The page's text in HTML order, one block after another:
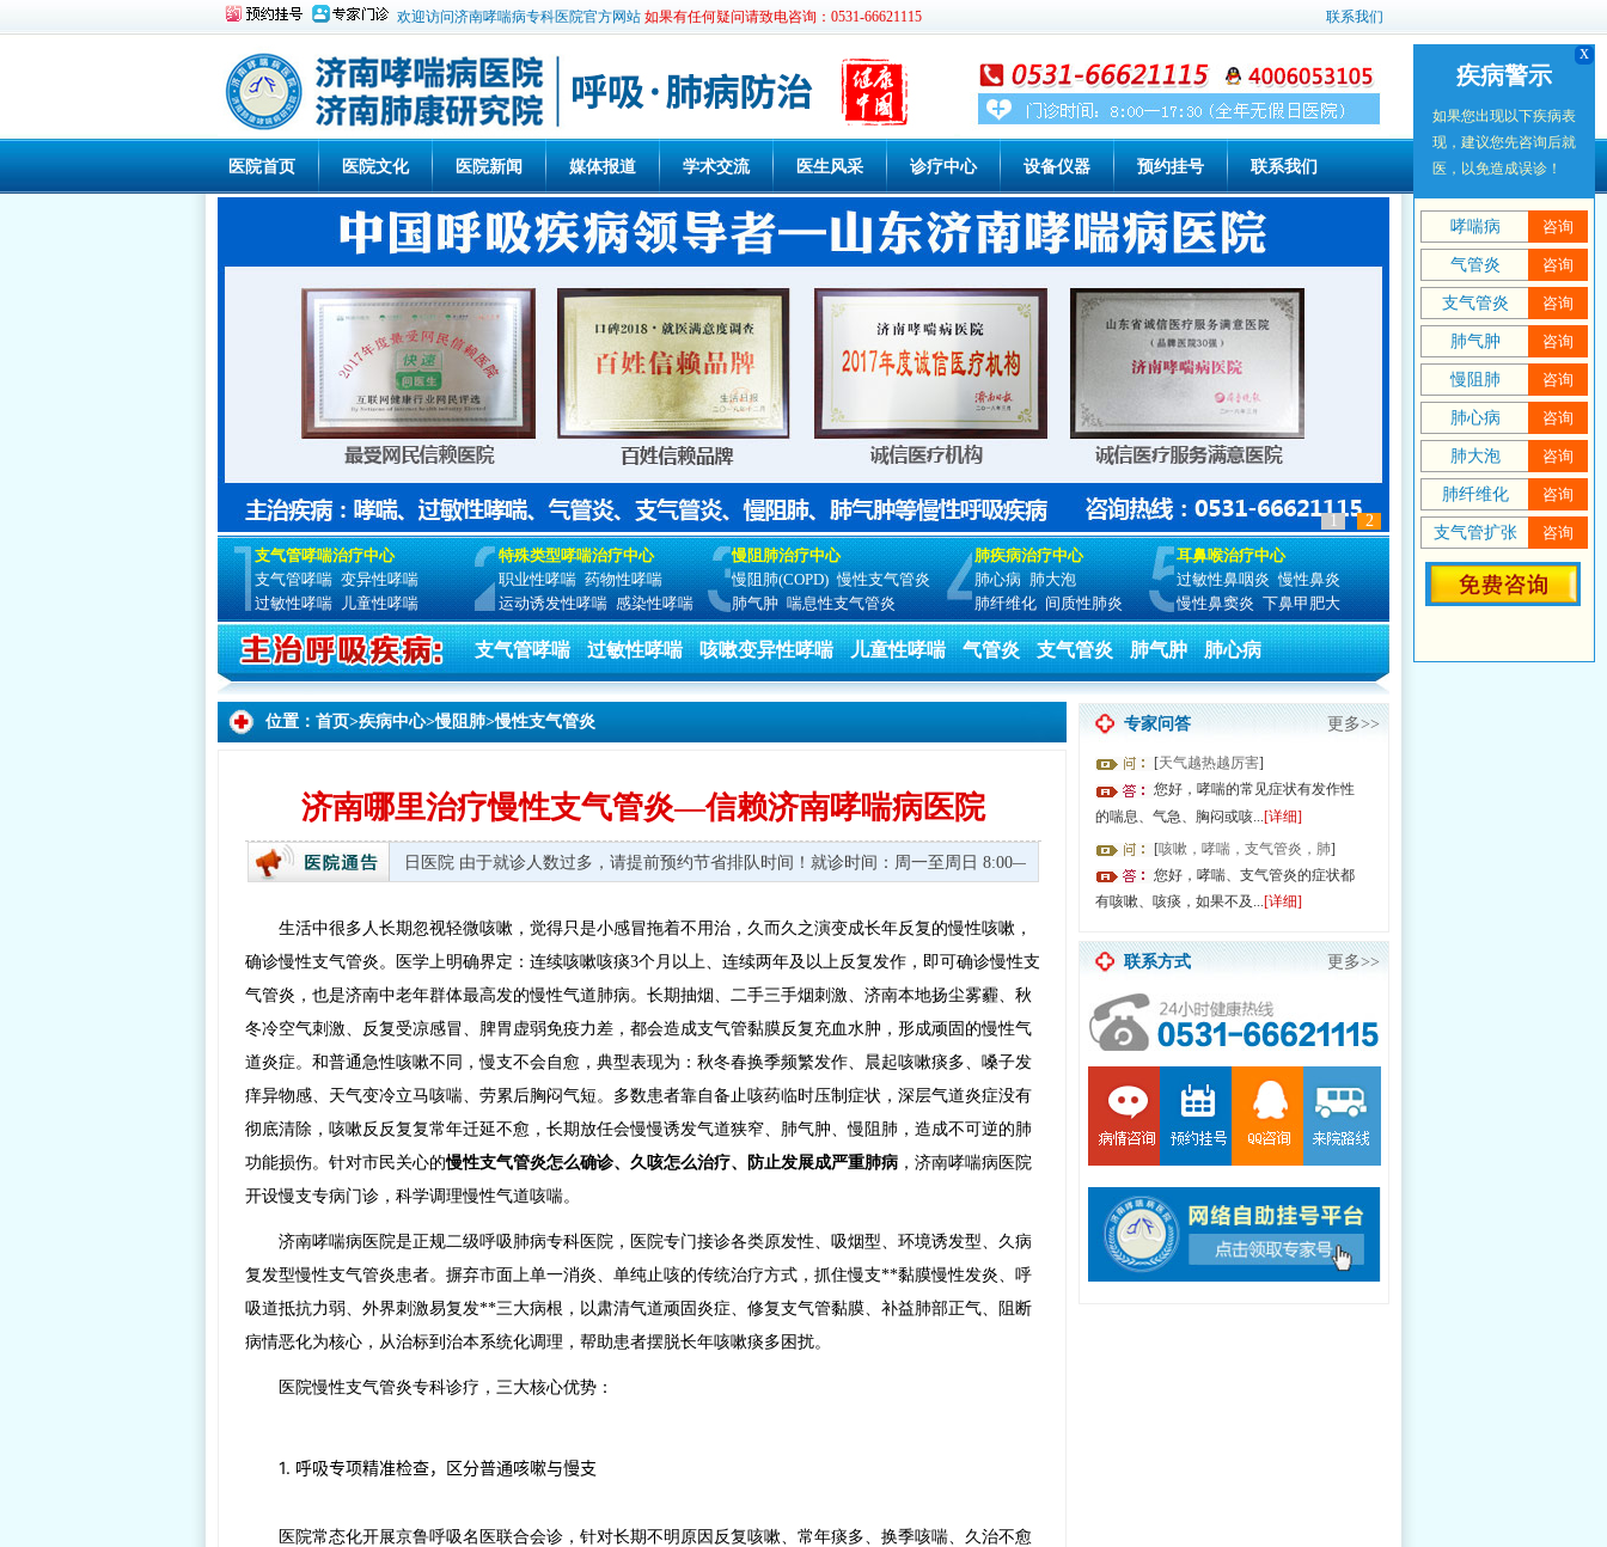
欢迎访问济南哮喘病专科医院官方网站 如果有任何疑问请致电咨询：0531-66621115 联系我们
医院首页 医院文化 医院新闻 媒体报道 学术交流 医生风采 诊疗中心 设备仪器 预约挂号 联系我们
1
2
支气管哮喘治疗中心
支气管哮喘 变异性哮喘
过敏性哮喘 儿童性哮喘
特殊类型哮喘治疗中心
职业性哮喘 药物性哮喘
运动诱发性哮喘 感染性哮喘
慢阻肺治疗中心
慢阻肺(COPD) 慢性支气管炎
肺气肿 喘息性支气管炎
肺疾病治疗中心
肺心病 肺大泡
肺纤维化 间质性肺炎
耳鼻喉治疗中心
过敏性鼻咽炎 慢性鼻炎
慢性鼻窦炎 下鼻甲肥大
支气管哮喘 过敏性哮喘 咳嗽变异性哮喘 儿童性哮喘 气管炎 支气管炎 肺气肿 肺心病
位置： 首页>疾病中心>慢阻肺>慢性支气管炎
济南哪里治疗慢性支气管炎—信赖济南哮喘病医院
就诊时间：周一至周日 8:00—17:30 全国无假日医院 由于就诊人数过多，请提前预约节省排队时间！就诊时间：周一至周日 8:00—17:30 全国无假日医院 由于就诊人数过多，请提前预约节省排队时间！
生活中很多人长期忽视轻微咳嗽，觉得只是小感冒拖着不用治，久而久之演变成长年反复的慢性咳嗽，
确诊慢性支气管炎。医学上明确界定：连续咳嗽咳痰3个月以上、连续两年及以上反复发作，即可确诊慢性支
气管炎，也是济南中老年群体最高发的慢性气道肺病。长期抽烟、二手三手烟刺激、济南本地扬尘雾霾、秋
冬冷空气刺激、反复受凉感冒、脾胃虚弱免疫力差，都会造成支气管黏膜反复充血水肿，形成顽固的慢性气
道炎症。和普通急性咳嗽不同，慢支不会自愈，典型表现为：秋冬春换季频繁发作、晨起咳嗽痰多、嗓子发
痒异物感、天气变冷立马咳喘、劳累后胸闷气短。多数患者靠自备止咳药临时压制症状，深层气道炎症没有
彻底清除，咳嗽反反复复常年迁延不愈，长期放任会慢慢诱发气道狭窄、肺气肿、慢阻肺，造成不可逆的肺
功能损伤。针对市民关心的慢性支气管炎怎么确诊、久咳怎么治疗、防止发展成严重肺病 ，济南哮喘病医院
开设慢支专病门诊，科学调理慢性气道咳喘。
济南哮喘病医院是正规二级呼吸肺病专科医院，医院专门接诊各类原发性、吸烟型、环境诱发型、久病
复发型慢性支气管炎患者。摒弃市面上单一消炎、单纯止咳的传统治疗方式，抓住慢支**黏膜慢性发炎、呼
吸道抵抗力弱、外界刺激易复发**三大病根，以肃清气道顽固炎症、修复支气管黏膜、补益肺部正气、阻断
病情恶化为核心，从治标到治本系统化调理，帮助患者摆脱长年咳嗽痰多困扰。
医院慢性支气管炎专科诊疗，三大核心优势：
1. 呼吸专项精准检查，区分普通咳嗽与慢支
医院常态化开展京鲁呼吸名医联合会诊，针对长期不明原因反复咳嗽、常年痰多、换季咳喘、久治不愈
专家问答 更多>>
[天气越热越厉害]
您好，哮喘的常见症状有发作性
的喘息、气急、胸闷或咳... [详细]
[咳嗽，哮喘，支气管炎，肺]
您好，哮喘、支气管炎的症状都
有咳嗽、咳痰，如果不及...[详细]
联系方式 更多>>
疾病警示
如果您出现以下疾病表
现，建议您先咨询后就
医，以免造成误诊！
哮喘病 咨询
气管炎 咨询
支气管炎 咨询
肺气肿 咨询
慢阻肺 咨询
肺心病 咨询
肺大泡 咨询
肺纤维化 咨询
支气管扩张 咨询
x
疾病警示
如果您出现以下疾病表
现，建议您先咨询后就
医，以免造成误诊！
哮喘病 咨询
气管炎 咨询
支气管炎 咨询
肺气肿 咨询
慢阻肺 咨询
肺心病 咨询
肺大泡 咨询
肺纤维化 咨询
支气管扩张 咨询
x